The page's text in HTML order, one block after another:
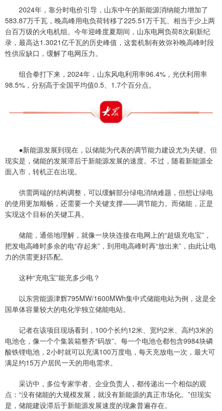
2024年，靠分时电价引导，山东中午的新能源消纳能力增加了
583.87万千瓦，晚高峰用电负荷转移了225.51万千瓦、相当于少上两
台百万级的火电机组。今年迎峰度夏期间，山东电网负荷8次刷新纪
录，最高达1.3021亿千瓦的历史峰值，这套机制有效弥补晚高峰时段
性供应缺口，缓解了电网压力。
组合拳打下来，2024年，山东风电利用率96.4%，光伏利用率
98.5%，分别高于全国平均值0.5、1.7个百分点。
●新能源发展到现在，以储能为代表的调节能力建设尤为关键。但
现实是，储能的发展滞后于新能源发展的速度。不过，随着新能源全
面入市，转机正在出现。
供需两端的结构调整，可以缓解部分绿电消纳难题，但想让绿电
的使用更加顺畅，还需要一个关键支撑——调节能力。而储能，正是
实现这个目标的关键工具。
储能，通俗地理解，就像一块块连接在电网上的“超级充电宝”，
把发电高峰时多余的电“存起来”，到用电高峰时再“放出来”，由此让电
力的供需更好匹配。
这种“充电宝”能充多少电？
以东营能源津辉795MW/1600MWh集中式储能电站为例，这是全
国单体容量较大的电化学独立储能电站。
记者在该项目现场看到，100个长约12米、宽约2米、高约3米的
电池仓，像一个个集装箱整齐“码放”。每一个电池仓都包含9984块磷
酸铁锂电池，2小时就可以充满100万度电，每天充放电一次，最大可
满足约15万户居民一天的用电需求。
采访中，多位专家学者、企业负责人，都传递出一个相似的观
点：“没有储能的大规模发展，就没有新能源的真正市场化。”但现实
是，储能建设滞后于新能源发展速度的现象普遍存在。